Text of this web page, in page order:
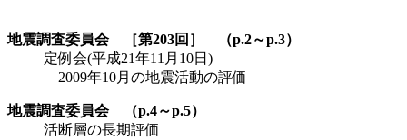
地震調査委員会 ［第203回］ （p.2～p.3）
定例会(平成21年11月10日)
2009年10月の地震活動の評価
地震調査委員会 （p.4～p.5）
活断層の長期評価